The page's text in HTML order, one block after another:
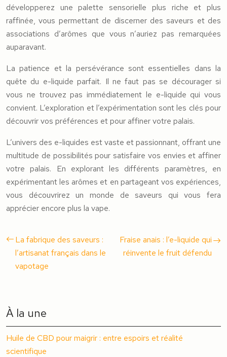
développerez une palette sensorielle plus riche et plus
raffinée, vous permettant de discerner des saveurs et des
associations d’arômes que vous n’auriez pas remarquées
auparavant.
La patience et la persévérance sont essentielles dans la
quête du e-liquide parfait. Il ne faut pas se décourager si
vous ne trouvez pas immédiatement le e-liquide qui vous
convient. L’exploration et l’expérimentation sont les clés pour
découvrir vos préférences et pour affiner votre palais.
L’univers des e-liquides est vaste et passionnant, offrant une
multitude de possibilités pour satisfaire vos envies et affiner
votre palais. En explorant les différents paramètres, en
expérimentant les arômes et en partageant vos expériences,
vous découvrirez un monde de saveurs qui vous fera
apprécier encore plus la vape.
La fabrique des saveurs :
l’artisanat français dans le
vapotage
Fraise anais : l’e-liquide qui
réinvente le fruit défendu
À la une
Huile de CBD pour maigrir : entre espoirs et réalité
scientifique